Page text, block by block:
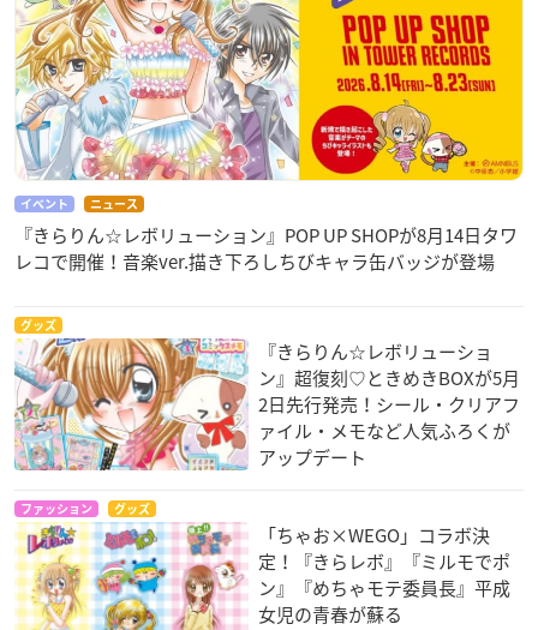
イベント ニュース
『きらりん☆レボリューション』POP UP SHOPが8月14日タワ
レコで開催！音楽ver.描き下ろしちびキャラ缶バッジが登場
グッズ
『きらりん☆レボリューショ
ン』超復刻♡ときめきBOXが5月
2日先行発売！シール・クリアフ
ァイル・メモなど人気ふろくが
アップデート
ファッション グッズ
「ちゃお×WEGO」コラボ決
定！『きらレボ』『ミルモでポ
ン』『めちゃモテ委員長』平成
女児の青春が蘇る